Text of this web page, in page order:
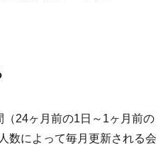
24ヶ月前の1日～1ヶ月前の
数によって毎月更新される会